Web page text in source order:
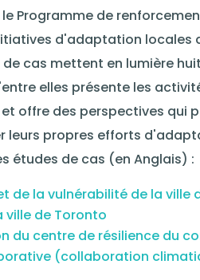
Programme de
d'adaptation locales
cas mettent en lumière
elles présente les
offre des perspectives qui
leurs propres efforts
études de cas (en Anglais) :
de la vulnérabilité de la ville
ville de Toronto
du centre de résilience du
(collaboration